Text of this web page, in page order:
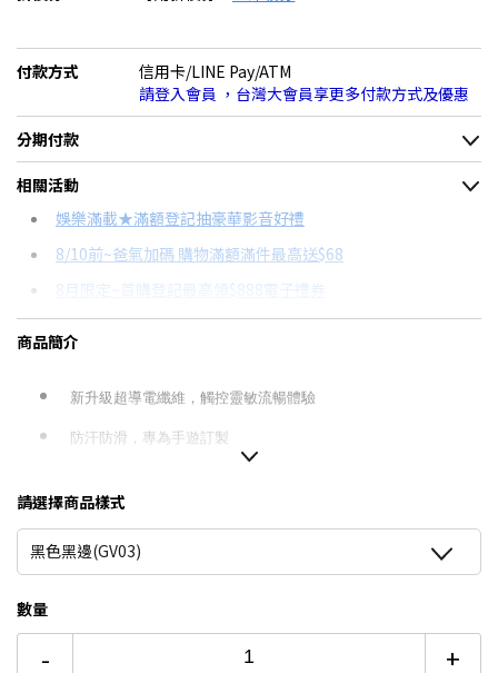
付款方式
信用卡/LINE Pay/ATM
請登入會員 ，台灣大會員享更多付款方式及優惠
分期付款
＊實際可分期數、適用利率，請以購物車顯示為主
信用卡分期
分期數
12期
24期
每期金額
$12
配合銀行/業者
相關活動
娛樂滿載★滿額登記抽豪華影音好禮
8/10前~爸氣加碼 購物滿額滿件最高送$68
8月限定~首購登記最高領$888電子禮券
台灣大哥大Open Possible聯名卡滿額最高回饋25%
更多信用卡分期0利率滿額享回饋
【玩家真實心得】 Lenovo Legion Tab 電競平板套裝開箱→
商品簡介
新升級超導電纖維，觸控靈敏流暢體驗
防汗防滑，專為手遊訂製
不勾絲不起球
請選擇商品樣式
黑色黑邊(GV03)
數量
- +